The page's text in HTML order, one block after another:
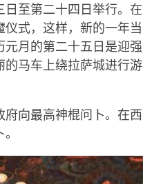
至第二十四日举行。在
式，这样，新的一年当
月的第二十五日是迎强
的马车上绕拉萨城进行游
向最高神棍问卜。在西